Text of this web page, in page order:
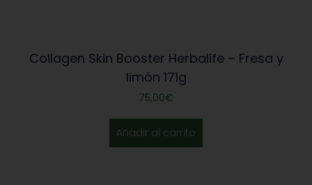
Collagen Skin Booster Herbalife – Fresa y
limón 171g
75,00€
Añadir al carrito